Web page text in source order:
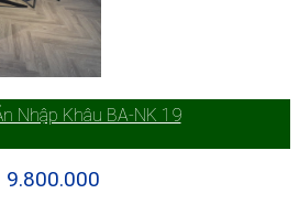
Nhập Khâu BA-NK 19
9.800.000